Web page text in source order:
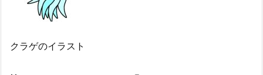
クラゲのイラスト